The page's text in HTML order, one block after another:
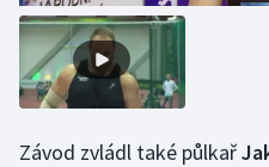
Závod zvládl také půlkař